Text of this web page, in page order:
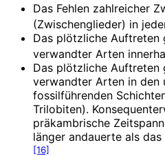
Das Fehlen zahlreicher
(Zwischenglieder) in
Das plötzliche Auftreten
verwandter Arten
Das plötzliche Auftreten
verwandter Arten in den
fossilführenden
Trilobiten).
präkambrische
länger andauerte als
[16]